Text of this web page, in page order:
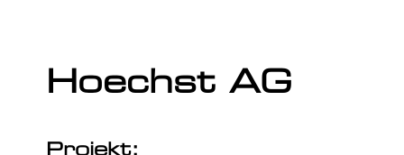
Hoechst AG
Projekt: